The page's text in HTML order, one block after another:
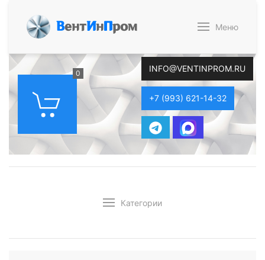
ВентИнПром Меню
0 INFO@VENTINPROM.RU
+7 (993) 621-14-32
Категории